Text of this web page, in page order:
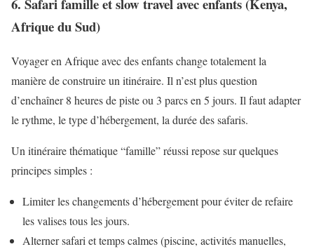
Afrique du Sud)
Voyager en Afrique avec des enfants change totalement la
manière de construire un itinéraire. Il n’est plus question
d’enchaîner 8 heures de piste ou 3 parcs en 5 jours. Il faut adapter
le rythme, le type d’hébergement, la durée des safaris.
Un itinéraire thématique “famille” réussi repose sur quelques
principes simples :
Limiter les changements d’hébergement pour éviter de refaire
les valises tous les jours.
Alterner safari et temps calmes (piscine, activités manuelles,